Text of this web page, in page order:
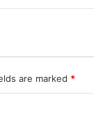
are marked *